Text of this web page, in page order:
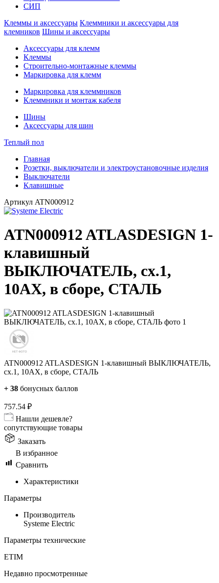
СИП
Клеммы и аксессуары Клеммники и аксессуары для
клемников Шины и аксессуары
Аксессуары для клемм
Клеммы
Строительно-монтажные клеммы
Маркировка для клемм
Маркировка для клеммников
Клеммники и монтаж кабеля
Шины
Аксессуары для шин
Теплый пол
Главная
Розетки, выключатели и электроустановочные изделия
Выключатели
Клавишные
Артикул ATN000912
ATN000912 ATLASDESIGN 1-
клавишный
ВЫКЛЮЧАТЕЛЬ, сх.1,
10АХ, в сборе, СТАЛЬ
ATN000912 ATLASDESIGN 1-клавишный ВЫКЛЮЧАТЕЛЬ,
сх.1, 10АХ, в сборе, СТАЛЬ
+ 38 бонусных баллов
757.54 ₽
Нашли дешевле?
сопутствующие товары
Заказать
В избранное
Сравнить
Характеристики
Параметры
Производитель
Systeme Electric
Параметры технические
ETIM
Недавно просмотренные